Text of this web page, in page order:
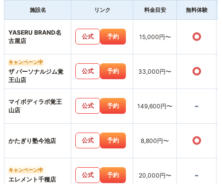
施設名 リンク 料金目安 無料体験
YASERU BRAND名
古屋店
公式 予約 15,000円〜 ○
キャンペーン中
ザ パーソナルジム覚
王山店
公式 予約 33,000円〜 ○
マイボディラボ覚王
山店
公式 予約 149,600円〜 -
かたぎり塾今池店 公式 予約 8,800円〜 ○
キャンペーン中
エレメント千種店
公式 予約 20,000円〜 -